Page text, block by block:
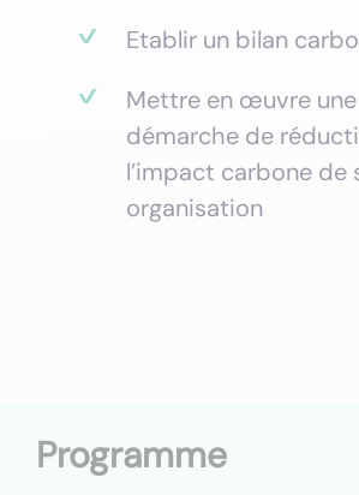
Etablir un bilan
Mettre en œuvre une
démarche de
l’impact carbone de
organisation
Programme